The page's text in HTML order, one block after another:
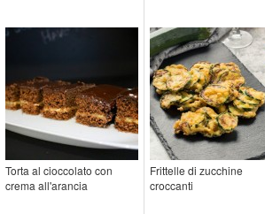
Torta al cioccolato con
crema all'arancia
Frittelle di zucchine
croccanti